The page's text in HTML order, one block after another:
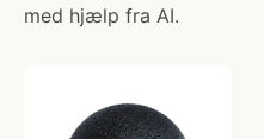
med hjælp fra AI.